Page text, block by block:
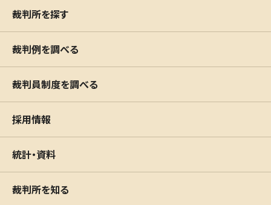
裁判所を探す
裁判例を調べる
裁判員制度を調べる
採用情報
統計・資料
裁判所を知る